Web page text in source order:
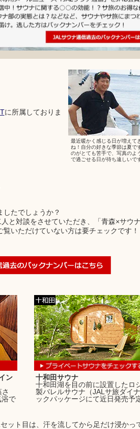
に所属しておりま
最近暖かく感じる日が増えて
ね！自分の好きな季節は夏で
のがとても苦手で、写真のよ
で過ごせる日が待ち遠しいで
したでしょうか？
と対談をさせていただき、「青森×サウ
いただけていない方は要チェックです！
ン
で
十和田サウナ
十和田湖を目の前に設置したロ
製バレルサウナ（JALサ旅ダイ
ックパッケージにて近日発売予
ット目は、汗を流してから足だけ浸かっ